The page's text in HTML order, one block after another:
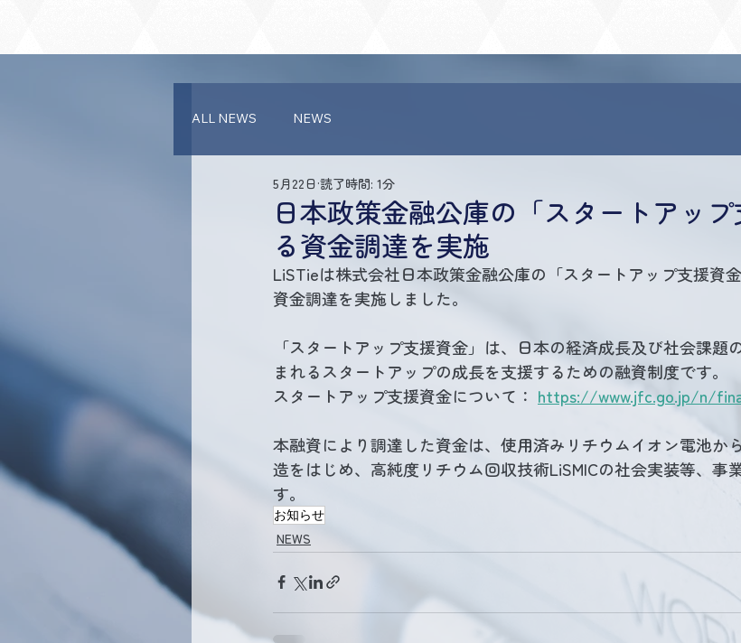
ALL NEWS NEWS
日本政策金融公庫の「スタートアッ
る資金調達を実施
5月22日 読了時間: 1分
LiSTieは株式会社日本政策金融公庫の「スタートアップ支援資
資金調達を実施しました。
「スタートアップ支援資金」は、日本の経済成長及び社会課題
まれるスタートアップの成長を支援するための融資制度です。
スタートアップ支援資金について： https://www.jfc.go.jp/n/
本融資により調達した資金は、使用済みリチウムイオン電池か
造をはじめ、高純度リチウム回収技術LiSMICの社会実装等、事
す。
お知らせ
NEWS